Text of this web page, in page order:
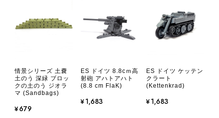
商品企画はとても素晴らしく、特別な道具や器具を使わずに組み
立てられて、とても楽しかったです。ただ、ブロックの欠品や履
帯パーツの変形と欠品が目につきました。とりあえず、なんとか
情景シリーズ 土嚢
土のう 深緑 ブロッ
クの土のう ジオラ
マ (Sandbags)
¥679
ES ドイツ 8.8cｍ高
射砲 アハトアハト
(8.8 cm FlaK)
¥1,683
ES ドイツ ケッテン
クラート
(Kettenkrad)
¥1,683